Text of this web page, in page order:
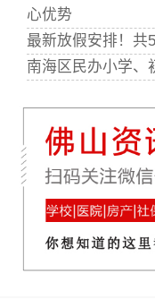
心优势
最新放假安排！共
南海区民办小学、